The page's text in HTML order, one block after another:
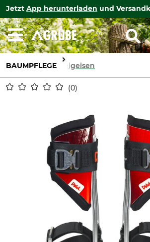
Jetzt App herunterladen und
BAUMPFLEGE Steigeisen
0